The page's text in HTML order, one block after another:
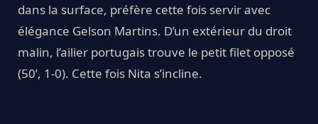
dans la surface, préfère cette fois servir avec
élégance Gelson Martins. D’un extérieur du droit
malin, l’ailier portugais trouve le petit filet opposé
(50’, 1-0). Cette fois Nita s’incline.